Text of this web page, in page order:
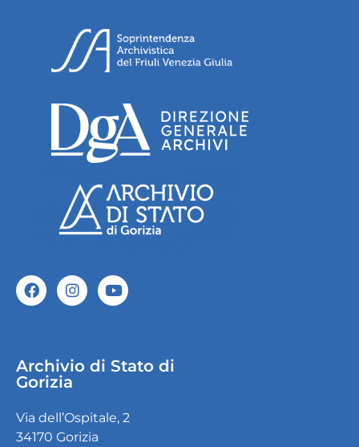
Archivio di Stato di
Gorizia
Via dell’Ospitale, 2
34170 Gorizia